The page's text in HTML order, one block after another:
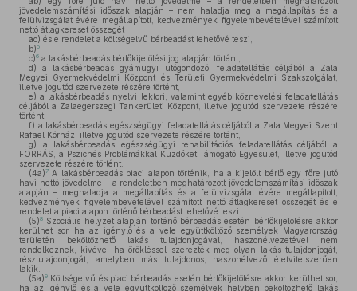
jövedelemszámítási időszak alapján – nem haladja meg a megállapítás és a
felülvizsgálat évére megállapított, kedvezmények figyelembevételével számított
nettó átlagkereset összegét
ac) és e rendelet a költségelvű bérbeadást lehetővé teszi,
b)5
c)6 a lakásbérbeadás bérlőkijelölési jog alapján történt,
d) a lakásbérbeadás gyámügyi utógondozói feladatellátás céljából a Zala
Megyei Gyermekvédelmi Központ és Területi Gyermekvédelmi Szakszolgálat,
illetve jogutód szervezete részére történt,
e) a lakásbérbeadás nyelvi lektori, valamint egyéb köznevelési feladatellátás
céljából a Zalaegerszegi Tankerületi Központ, illetve jogutód szervezete részére
történt,
f) a lakásbérbeadás egészségügyi feladatellátás céljából a Zala Megyei Szent
Rafael Kórház, illetve jogutód szervezete részére történt,
g) a lakásbérbeadás egészségügyi rehabilitációs feladatellátás céljából a
FORRÁS, a Pszichés Problémákkal Küzdőket Támogató Egyesület, illetve jogutód
szervezete részére történt.
(4a)7 A lakásbérbeadás piaci alapon történik, ha a kijelölt bérlő egy főre jutó
havi nettó jövedelme – a rendeletben meghatározott jövedelemszámítási időszak
alapján – meghaladja a megállapítás és a felülvizsgálat évére megállapított,
kedvezmények figyelembevételével számított nettó átlagkereset összegét és e
rendelet a piaci alapon történő bérbeadást lehetővé teszi.
(5)8 Szociális helyzet alapján történő bérbeadás esetén bérlőkijelölésre akkor
kerülhet sor, ha az igénylő és a vele együttköltöző személyek Magyarország
területén beköltözhető lakás tulajdonjogával, haszonélvezetével nem
rendelkeznek, kivéve, ha örökléssel szerezték meg olyan lakás tulajdonjogát,
résztulajdonjogát, amelyben más tulajdonos, haszonélvező életvitelszerűen
lakik.
(5a)9 Költségelvű és piaci bérbeadás esetén bérlőkijelölésre akkor kerülhet sor,
ha az igénylő és a vele együttköltöző személyek helyben beköltözhető lakás